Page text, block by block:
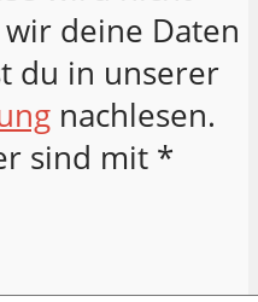
deine Daten
du in unserer
nachlesen.
sind mit *